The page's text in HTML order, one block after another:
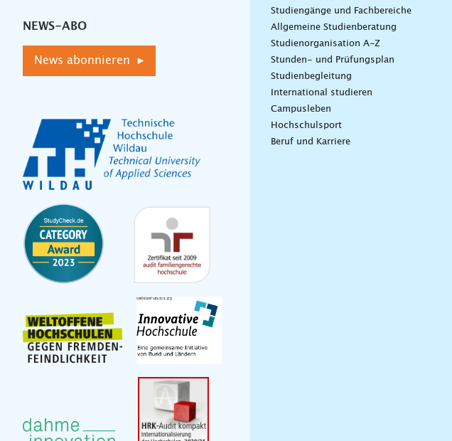
NEWS-ABO
News abonnieren ▸
Studiengänge und Fachbereiche
Allgemeine Studienberatung
Studienorganisation A-Z
Stunden- und Prüfungsplan
Studienbegleitung
International studieren
Campusleben
Hochschulsport
Beruf und Karriere